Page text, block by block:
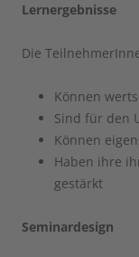
Lernergebnisse
Die
Können
Sind für den
Können
Haben ihre
gestärkt
Seminardesign